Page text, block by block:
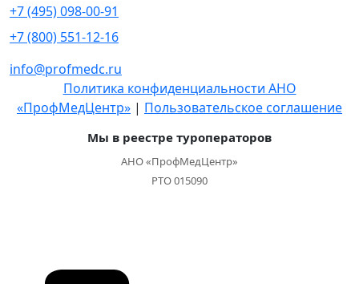
+7 (495) 098-00-91
+7 (800) 551-12-16
info@profmedc.ru
Политика конфиденциальности АНО
«ПрофМедЦентр» | Пользовательское соглашение
Мы в реестре туроператоров
АНО «ПрофМедЦентр»
РТО 015090